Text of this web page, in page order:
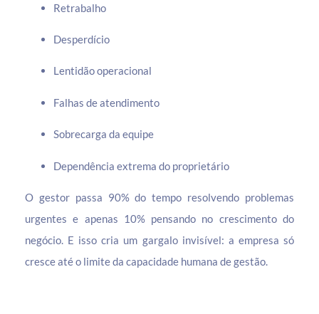
Retrabalho
Desperdício
Lentidão operacional
Falhas de atendimento
Sobrecarga da equipe
Dependência extrema do proprietário
O gestor passa 90% do tempo resolvendo problemas
urgentes e apenas 10% pensando no crescimento do
negócio. E isso cria um gargalo invisível: a empresa só
cresce até o limite da capacidade humana de gestão.